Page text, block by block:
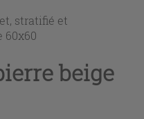
stratifié et
60x60
beige